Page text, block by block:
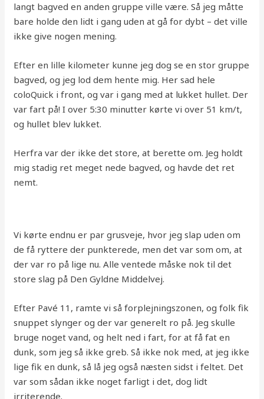
langt bagved en anden gruppe ville være. Så jeg måtte
bare holde den lidt i gang uden at gå for dybt – det ville
ikke give nogen mening.
Efter en lille kilometer kunne jeg dog se en stor gruppe
bagved, og jeg lod dem hente mig. Her sad hele
coloQuick i front, og var i gang med at lukket hullet. Der
var fart på! I over 5:30 minutter kørte vi over 51 km/t,
og hullet blev lukket.
Herfra var der ikke det store, at berette om. Jeg holdt
mig stadig ret meget nede bagved, og havde det ret
nemt.
Vi kørte endnu er par grusveje, hvor jeg slap uden om
de få ryttere der punkterede, men det var som om, at
der var ro på lige nu. Alle ventede måske nok til det
store slag på Den Gyldne Middelvej.
Efter Pavé 11, ramte vi så forplejningszonen, og folk fik
snuppet slynger og der var generelt ro på. Jeg skulle
bruge noget vand, og helt ned i fart, for at få fat en
dunk, som jeg så ikke greb. Så ikke nok med, at jeg ikke
lige fik en dunk, så lå jeg også næsten sidst i feltet. Det
var som sådan ikke noget farligt i det, dog lidt
irriterende.